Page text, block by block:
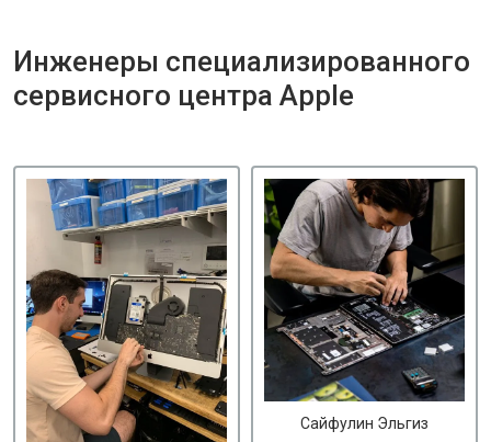
Инженеры специализированного
сервисного центра Apple
Сайфулин Эльгиз